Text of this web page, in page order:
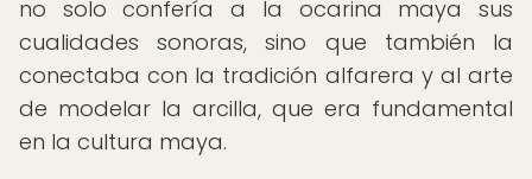
no solo confería a la ocarina maya sus
cualidades sonoras, sino que también la
conectaba con la tradición alfarera y al arte
de modelar la arcilla, que era fundamental
en la cultura maya.